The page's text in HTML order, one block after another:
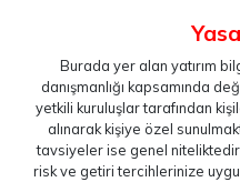
Burada yer alan yatırım
danışmanlığı kapsamında
yetkili kuruluşlar tarafından
alınarak kişiye özel
tavsiyeler ise genel
risk ve getiri tercihlerinize